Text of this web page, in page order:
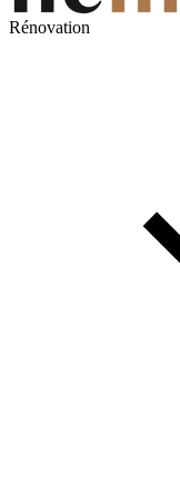
Rénovation